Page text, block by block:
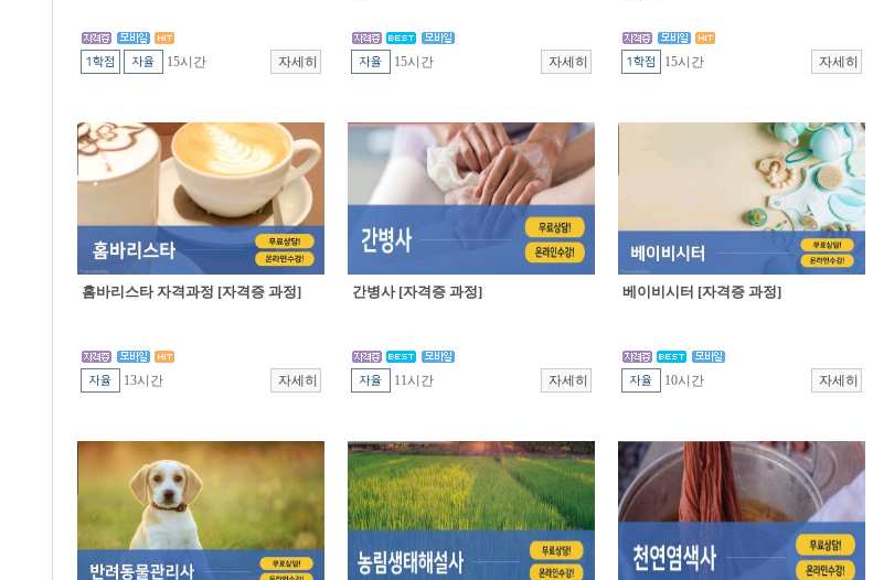
15시간 15시간 15시간
홈바리스타 자격과정 [자격증 과정]
13시간
간병사 [자격증 과정]
11시간
베이비시터 [자격증 과정]
10시간